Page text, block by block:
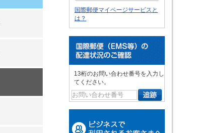
国際郵便マイページサービスと
は？
13桁のお問い合わせ番号を入力し
てください。